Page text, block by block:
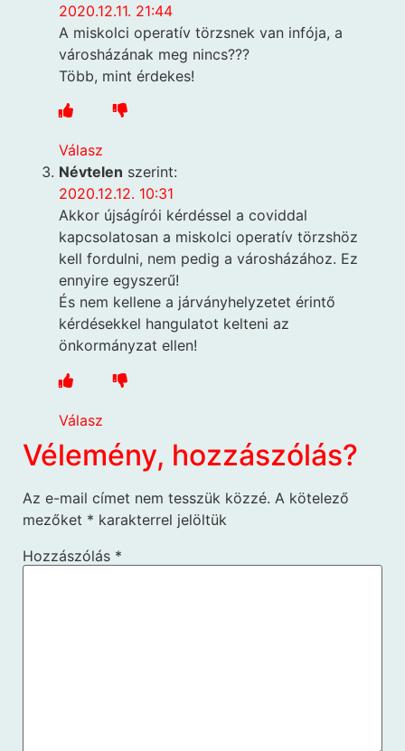
2020.12.11. 21:44
A miskolci operatív törzsnek van infója, a
városházának meg nincs???
Több, mint érdekes!
Válasz
Névtelen szerint:
2020.12.12. 10:31
Akkor újságírói kérdéssel a coviddal
kapcsolatosan a miskolci operatív törzshöz
kell fordulni, nem pedig a városházához. Ez
ennyire egyszerű!
És nem kellene a járványhelyzetet érintő
kérdésekkel hangulatot kelteni az
önkormányzat ellen!
Válasz
Vélemény, hozzászólás?
Az e-mail címet nem tesszük közzé. A kötelező
mezőket * karakterrel jelöltük
Hozzászólás *